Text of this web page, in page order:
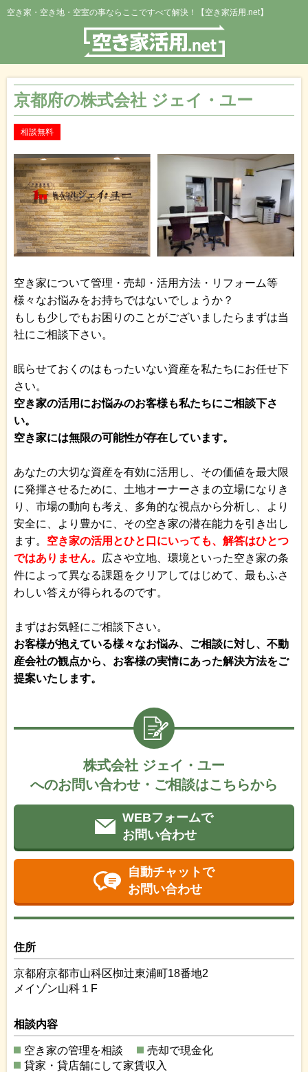
空き家・空き地・空室の事ならここですべて解決！【空き家活用.net】
京都府の株式会社 ジェイ・ユー
相談無料
空き家について管理・売却・活用方法・リフォーム等
様々なお悩みをお持ちではないでしょうか？
もしも少しでもお困りのことがございましたらまずは当
社にご相談下さい。
眠らせておくのはもったいない資産を私たちにお任せ下
さい。
空き家の活用にお悩みのお客様も私たちにご相談下さ
い。
空き家には無限の可能性が存在しています。
あなたの大切な資産を有効に活用し、その価値を最大限
に発揮させるために、土地オーナーさまの立場になりき
り、市場の動向も考え、多角的な視点から分析し、より
安全に、より豊かに、その空き家の潜在能力を引き出し
ます。 空き家の活用とひと口にいっても、解答はひとつ
ではありません。
広さや立地、環境といった空き家の条
件によって異なる課題をクリアしてはじめて、最もふさ
わしい答えが得られるのです。
まずはお気軽にご相談下さい。
お客様が抱えている様々なお悩み、ご相談に対し、不動
産会社の観点から、お客様の実情にあった解決方法をご
提案いたします。
株式会社 ジェイ・ユー
へのお問い合わせ・ご相談はこちらから
WEBフォームで
お問い合わせ
自動チャットで
お問い合わせ
住所
京都府京都市山科区椥辻東浦町18番地2
メイゾン山科１F
相談内容
空き家の管理を相談
売却で現金化
貸家・貸店舗にして家賃収入